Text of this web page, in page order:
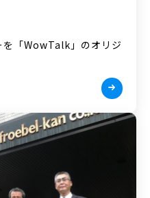
を「WowTalk」のオリジ